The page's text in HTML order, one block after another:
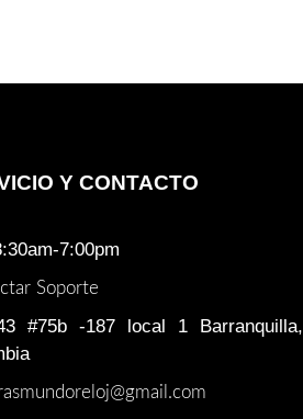
Y CONTACTO
7:00pm
Soporte
#75b -187 local 1 Barranquilla,